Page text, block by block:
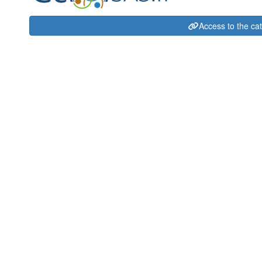
Access to the